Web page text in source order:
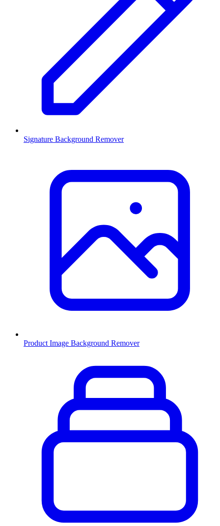
Signature Background Remover
Product Image Background Remover